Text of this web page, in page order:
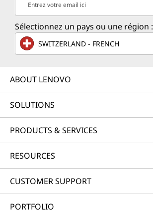
Entrez votre email ici
Sélectionnez un pays ou une région :
SWITZERLAND - FRENCH
ABOUT LENOVO
SOLUTIONS
PRODUCTS & SERVICES
RESOURCES
CUSTOMER SUPPORT
PORTFOLIO